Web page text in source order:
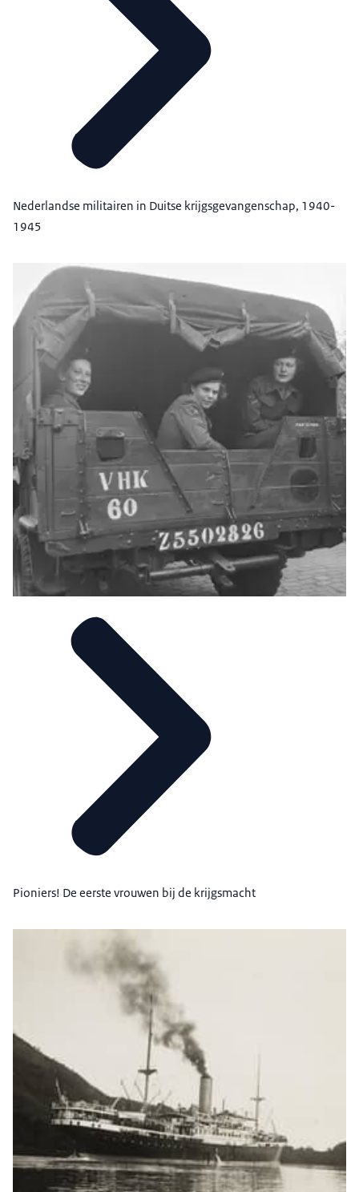
Nederlandse militairen in Duitse krijgsgevangenschap, 1940-
1945
Pioniers! De eerste vrouwen bij de krijgsmacht